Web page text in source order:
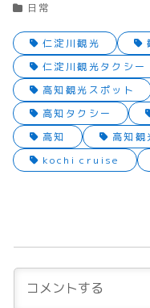
日常
仁淀川観光
仁淀川観光タクシー
高知観光スポット
高知タクシー
高知
高知観
kochi cruise